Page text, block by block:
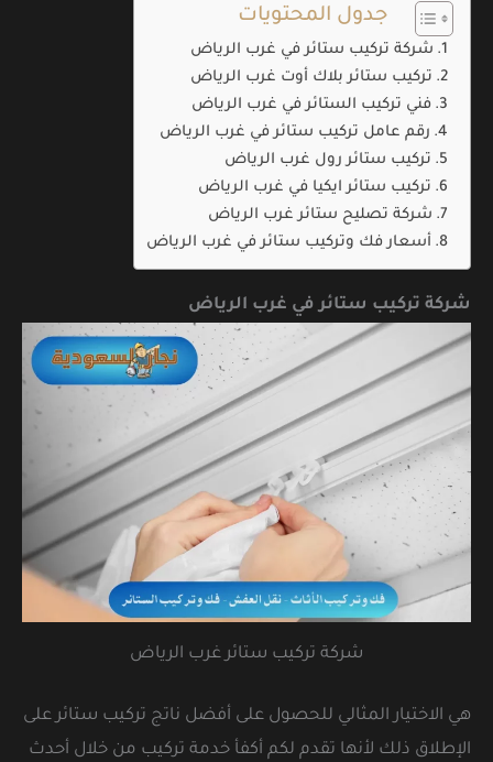
جدول المحتويات
شركة تركيب ستائر في غرب الرياض
تركيب ستائر بلاك أوت غرب الرياض
فني تركيب الستائر في غرب الرياض
رقم عامل تركيب ستائر في غرب الرياض
تركيب ستائر رول غرب الرياض
تركيب ستائر ايكيا في غرب الرياض
شركة تصليح ستائر غرب الرياض
أسعار فك وتركيب ستائر في غرب الرياض
شركة تركيب ستائر في غرب الرياض
شركة تركيب ستائر غرب الرياض
هي الاختيار المثالي للحصول على أفضل ناتج تركيب ستائر على
الإطلاق ذلك لأنها تقدم لكم أكفأ خدمة تركيب من خلال أحدث